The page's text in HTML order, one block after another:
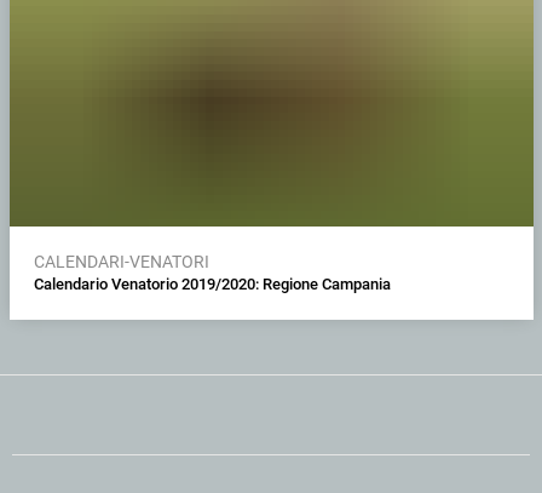
CALENDARI-VENATORI
Calendario Venatorio 2019/2020: Regione Campania